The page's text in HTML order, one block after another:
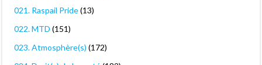
021. Raspail Pride(13)
022. MTD (151)
023. Atmosphère(s) (172)